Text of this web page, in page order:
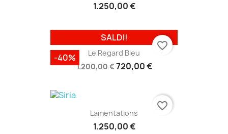
1.250,00 €
Le Regard Bleu
1.200,00 €720,00 €
SALDI!
-40%
favorite_border
Lamentations
1.250,00 €
favorite_border